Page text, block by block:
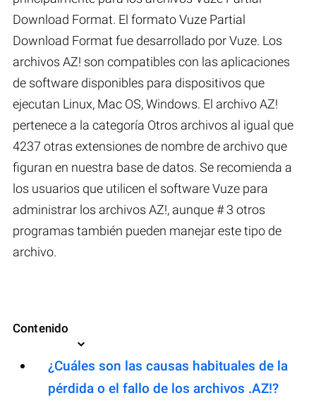
Download Format. El formato Vuze Partial
Download Format fue desarrollado por Vuze. Los
archivos AZ! son compatibles con las aplicaciones
de software disponibles para dispositivos que
ejecutan Linux, Mac OS, Windows. El archivo AZ!
pertenece a la categoría Otros archivos al igual que
4237 otras extensiones de nombre de archivo que
figuran en nuestra base de datos. Se recomienda a
los usuarios que utilicen el software Vuze para
administrar los archivos AZ!, aunque # 3 otros
programas también pueden manejar este tipo de
archivo.
Contenido
¿Cuáles son las causas habituales de la
pérdida o el fallo de los archivos .AZ!?